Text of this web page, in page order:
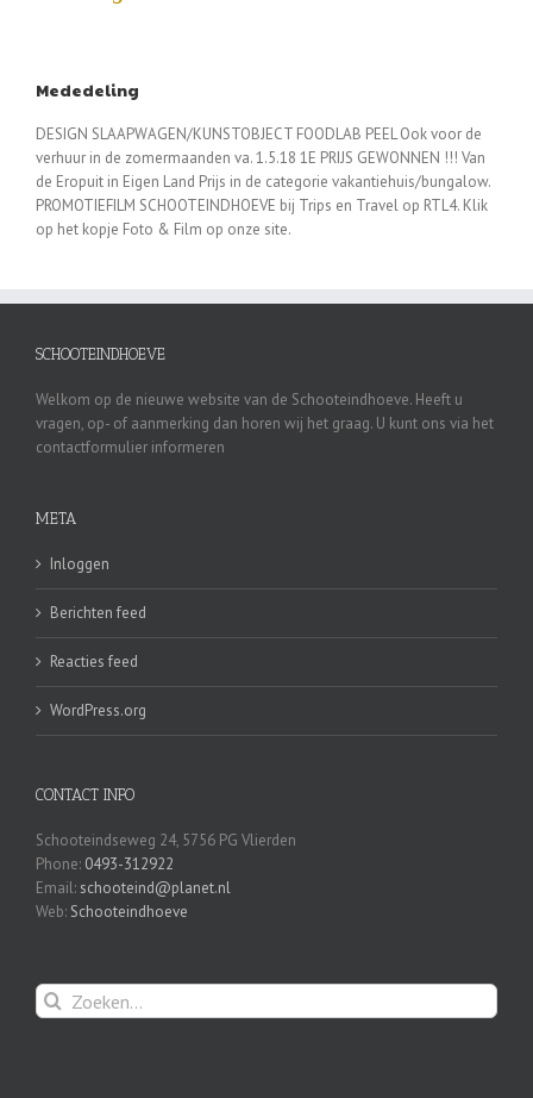
Mededeling
DESIGN SLAAPWAGEN/KUNSTOBJECT FOODLAB PEEL Ook voor de
verhuur in de zomermaanden va. 1.5.18 1E PRIJS GEWONNEN !!! Van
de Eropuit in Eigen Land Prijs in de categorie vakantiehuis/bungalow.
PROMOTIEFILM SCHOOTEINDHOEVE bij Trips en Travel op RTL4. Klik
op het kopje Foto & Film op onze site.
SCHOOTEINDHOEVE
Welkom op de nieuwe website van de Schooteindhoeve. Heeft u
vragen, op- of aanmerking dan horen wij het graag. U kunt ons via het
contactformulier informeren
META
Inloggen
Berichten feed
Reacties feed
WordPress.org
CONTACT INFO
Schooteindseweg 24, 5756 PG Vlierden
Phone: 0493-312922
Email: schooteind@planet.nl
Web: Schooteindhoeve
Zoeken
naar: